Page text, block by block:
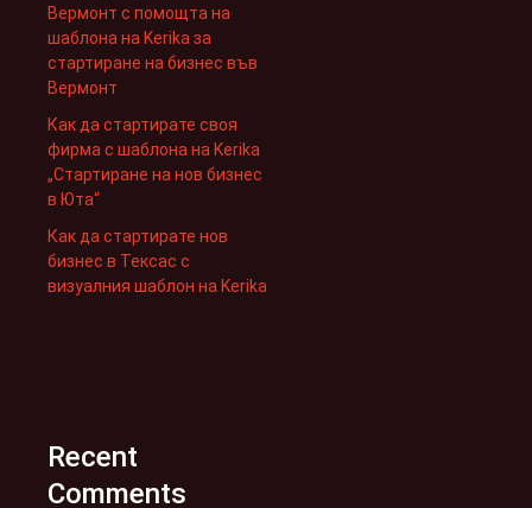
Вермонт с помощта на
шаблона на Kerika за
стартиране на бизнес във
Вермонт
Как да стартирате своя
фирма с шаблона на Kerika
„Стартиране на нов бизнес
в Юта“
Как да стартирате нов
бизнес в Тексас с
визуалния шаблон на Kerika
Recent
Comments